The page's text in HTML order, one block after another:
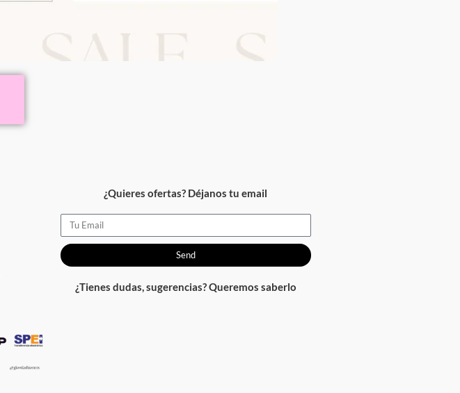
¿Quieres ofertas? Déjanos tu email
Email
Send
¿Tienes dudas, sugerencias? Queremos saberlo